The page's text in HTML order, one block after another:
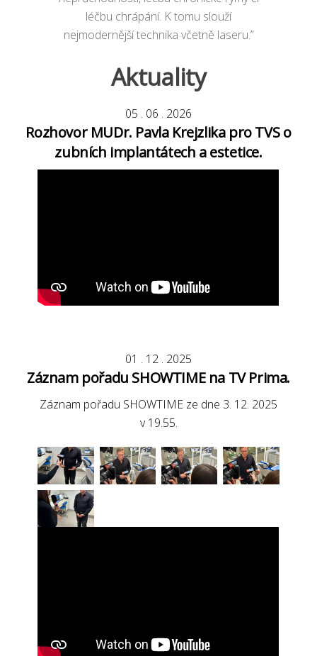
léčbu chrápání. K tomu slouží
nejmodernější technika včetně laseru.”
Aktuality
05 . 06 . 2026
Rozhovor MUDr. Pavla Krejzlika pro TVS o
zubních implantátech a estetice.
01 . 12 . 2025
Záznam pořadu SHOWTIME na TV Prima.
Záznam pořadu SHOWTIME ze dne 3. 12. 2025
v 19.55.